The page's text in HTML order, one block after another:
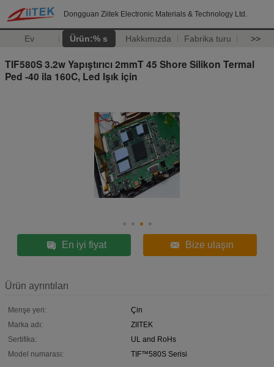
Dongguan Ziitek Electronic Materials & Technology Ltd.
Ev Ürün:% s Hakkımızda Fabrika turu >>
TIF580S 3.2w Yapıştırıcı 2mmT 45 Shore Silikon Termal
Ped -40 ila 160C, Led Işık için
En iyi fiyat Bize ulaşın
Ürün ayrıntıları
Menşe yeri:
Çin
Marka adı:
ZIITEK
Sertifika:
UL and RoHs
Model numarası:
TIF™580S Serisi